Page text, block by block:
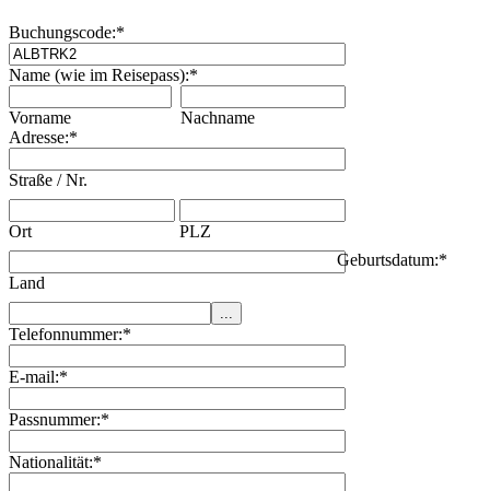
Buchungscode:*
Name (wie im Reisepass):*
Vorname
Nachname
Adresse:*
Straße / Nr.
Ort PLZ
Land
Geburtsdatum:*
Telefonnummer:*
E-mail:*
Passnummer:*
Nationalität:*